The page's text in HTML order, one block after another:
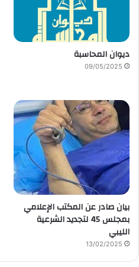
ديوان المحاسبة
09/05/2025
بيان صادر عن المكتب الإعلامي
بمجلس 45 لتجديد الشرعية
الليبي
13/02/2025